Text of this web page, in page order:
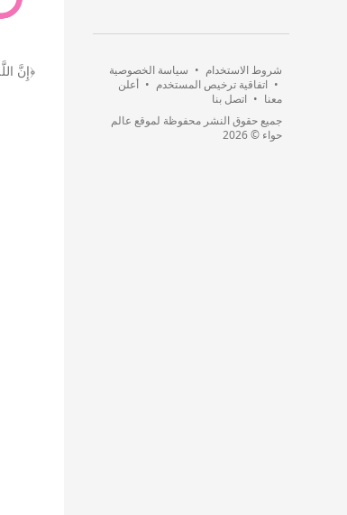
شروط الاستخدام • سياسة الخصوصية
• اتفاقية ترخيص المستخدم • أعلن
معنا • اتصل بنا
جميع حقوق النشر محفوظة لموقع عالم
حواء © 2026
﴿إِنَّ